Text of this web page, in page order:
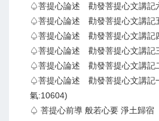
♤菩提心論述 勸發菩提心文講記
♤菩提心論述 勸發菩提心文講記
♤菩提心論述 勸發菩提心文講記
♤菩提心論述 勸發菩提心文講記
♤菩提心論述 勸發菩提心文講記
♤菩提心論述 勸發菩提心文講
氣:10604)
♤ 菩提心前導 般若心要 淨土歸